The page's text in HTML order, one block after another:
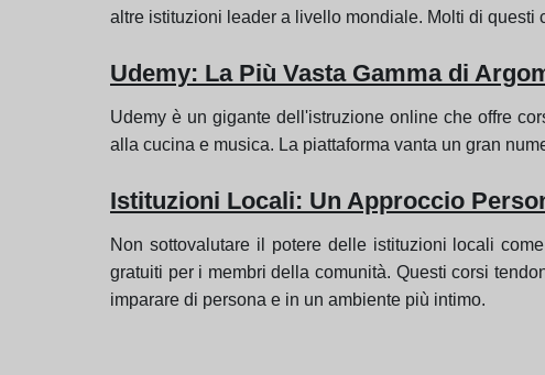
altre istituzioni leader a livello mondiale. Molti di
Udemy: La Più Vasta Gamma di
Udemy è un gigante dell'istruzione online che offre
alla cucina e musica. La piattaforma vanta un gran
Istituzioni Locali: Un Approccio
Non sottovalutare il potere delle istituzioni locali
gratuiti per i membri della comunità. Questi corsi
imparare di persona e in un ambiente più intimo.